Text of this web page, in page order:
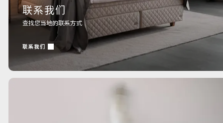
联系我们
查找您当地的联系方式
联系我们